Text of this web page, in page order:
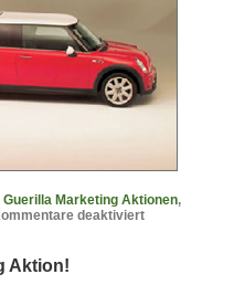
Guerilla Marketing Aktionen,
deaktiviert
Aktion!